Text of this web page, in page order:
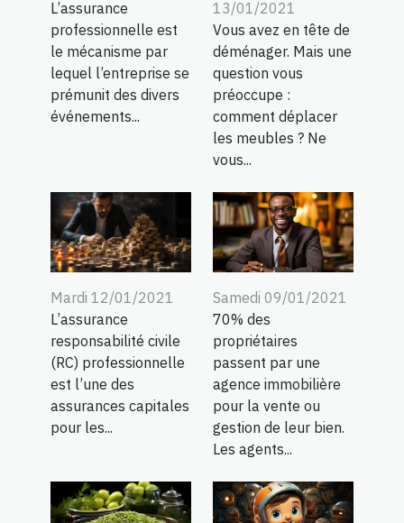
L’assurance
professionnelle est
le mécanisme par
lequel l’entreprise se
prémunit des divers
événements...
13/01/2021
Vous avez en tête de
déménager. Mais une
question vous
préoccupe :
comment déplacer
les meubles ? Ne
vous...
Mardi 12/01/2021
L’assurance
responsabilité civile
(RC) professionnelle
est l’une des
assurances capitales
pour les...
Samedi 09/01/2021
70% des
propriétaires
passent par une
agence immobilière
pour la vente ou
gestion de leur bien.
Les agents...